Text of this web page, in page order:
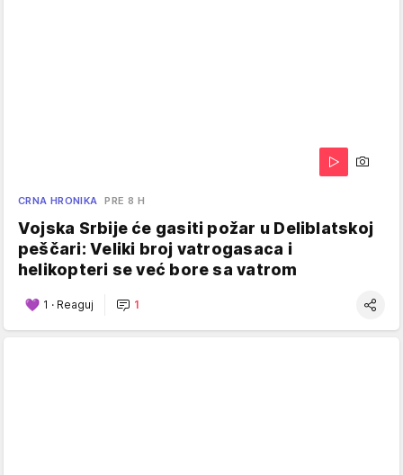
CRNA HRONIKA PRE 8 H
Vojska Srbije će gasiti požar u Deliblatskoj
peščari: Veliki broj vatrogasaca i
helikopteri se već bore sa vatrom
1 · Reaguj 1